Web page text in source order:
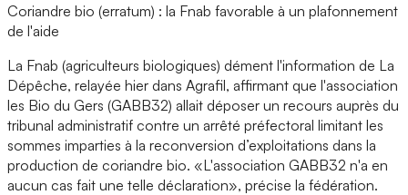
Coriandre bio (erratum) : la Fnab favorable à un plafonnement
de l'aide
La Fnab (agriculteurs biologiques) dément l'information de La
Dépêche, relayée hier dans Agrafil, affirmant que l'association
les Bio du Gers (GABB32) allait déposer un recours auprès du
tribunal administratif contre un arrêté préfectoral limitant les
sommes imparties à la reconversion d’exploitations dans la
production de coriandre bio. «L'association GABB32 n'a en
aucun cas fait une telle déclaration», précise la fédération.